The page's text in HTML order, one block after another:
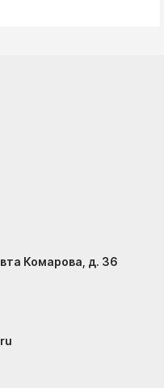
Комарова, д. 36